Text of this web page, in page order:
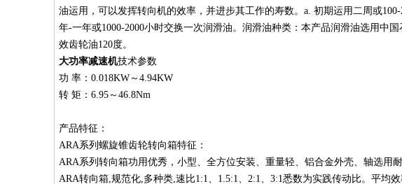
油运用，可以发挥转向机的效率，并进步其工作的寿数。a. 初期运用二周或
年-一年或1000-2000小时交换一次润滑油。润滑油种类：本产品润滑油选用中
效齿轮油120度。
大功率减速机技术参数
功 率：0.018KW～4.94KW
转 矩：6.95～46.8Nm
产品特征：
ARA系列螺旋锥齿轮转向箱特征：
ARA系列转向箱功用优秀，小型、全方位安装、重量轻、铝合金外壳、轴选用耐
ARA转向箱,规范化,多种类,速比1:1、1.5:1、2:1、3:1悉数为实践传动比。平均效